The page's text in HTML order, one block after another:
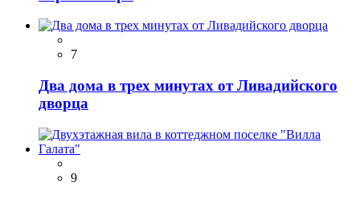
7
Два дома в трех минутах от Ливадийского
дворца
9